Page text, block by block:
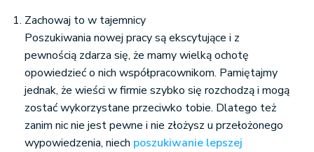
Zachowaj to w tajemnicy
Poszukiwania nowej pracy są ekscytujące i z
pewnością zdarza się, że mamy wielką ochotę
opowiedzieć o nich współpracownikom. Pamiętajmy
jednak, że wieści w firmie szybko się rozchodzą i mogą
zostać wykorzystane przeciwko tobie. Dlatego też
zanim nic nie jest pewne i nie złożysz u przełożonego
wypowiedzenia, niech poszukiwanie lepszej